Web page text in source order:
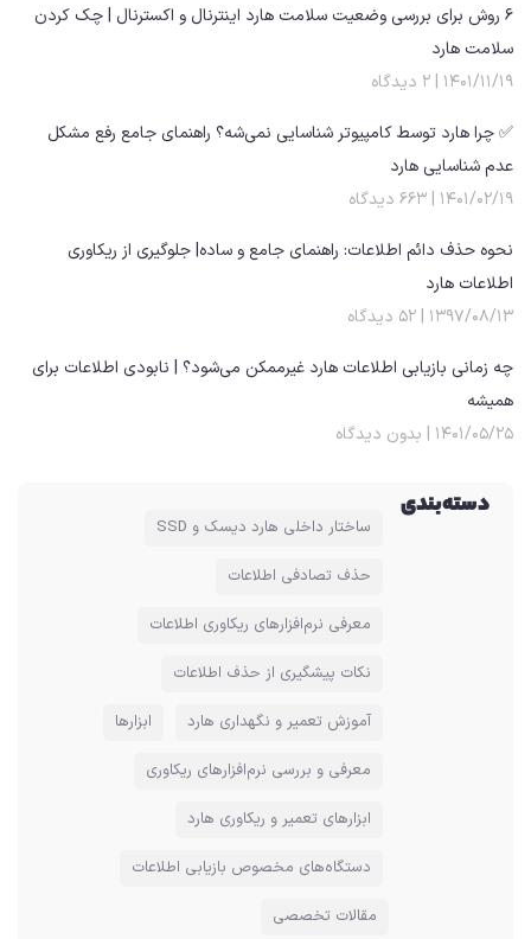
۶ روش برای بررسی وضعیت سلامت هارد اینترنال و اکسترنال | چک کردن
سلامت هارد
۱۴۰۱/۱۱/۱۹ ۲ دیدگاه
✅ چرا هارد توسط کامپیوتر شناسایی نمی‌شه؟ راهنمای جامع رفع مشکل
عدم شناسایی هارد
۱۴۰۱/۰۲/۱۹ ۶۶۳ دیدگاه
نحوه حذف دائم اطلاعات: راهنمای جامع و ساده| جلوگیری از ریکاوری
اطلاعات هارد
۱۳۹۷/۰۸/۱۳ ۵۲ دیدگاه
چه زمانی بازیابی اطلاعات هارد غیرممکن می‌شود؟ | نابودی اطلاعات برای
همیشه
۱۴۰۱/۰۵/۲۵ بدون دیدگاه
دسته‌بندی
ساختار داخلی هارد دیسک و SSD
حذف تصادفی اطلاعات
معرفی نرم‌افزارهای ریکاوری اطلاعات
نکات پیشگیری از حذف اطلاعات
آموزش تعمیر و نگهداری هارد ابزارها
معرفی و بررسی نرم‌افزارهای ریکاوری
ابزارهای تعمیر و ریکاوری هارد
دستگاه‌های مخصوص بازیابی اطلاعات
مقالات تخصصی